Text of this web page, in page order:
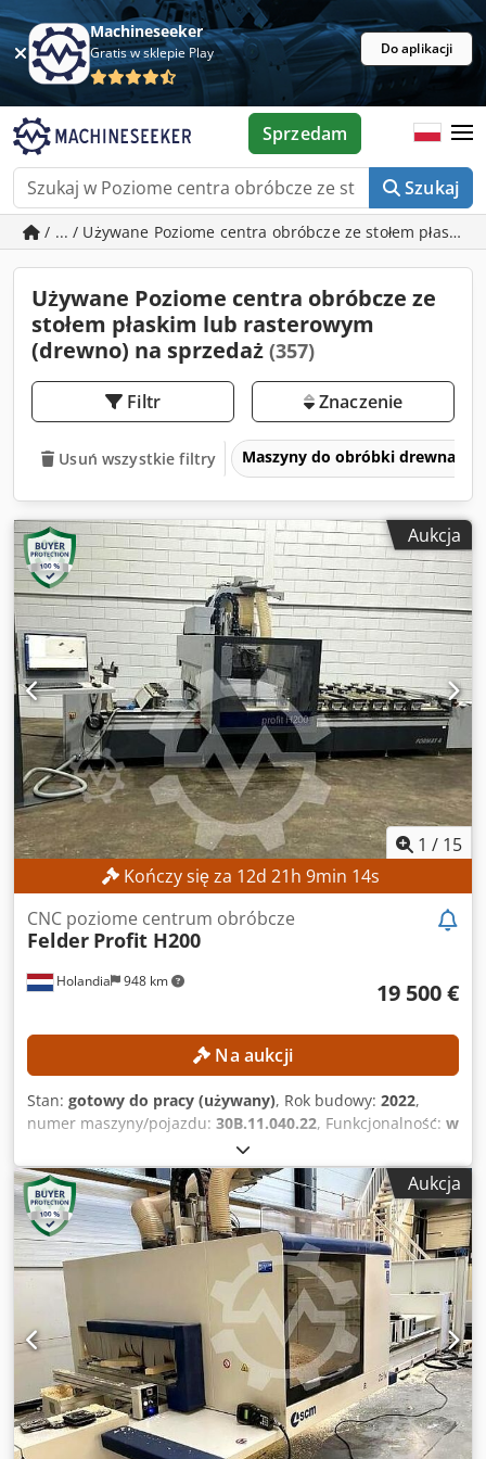
Machineseeker
Gratis w sklepie Play Do aplikacji
Szukaj
Sprzedam
/ ... / Używane Poziome centra obróbcze ze stołem
Używane Poziome centra obróbcze ze
stołem płaskim lub rasterowym
(drewno) na sprzedaż (357)
Filtr Znaczenie
Usuń wszystkie filtry Maszyny do obróbki drewna
Aukcja
1 / 15
Kończy się za 12d 21h 9min 12s
Holandia 948 km
CNC poziome centrum obróbcze
Felder Profit H200
19 500 €
Na aukcji
Stan: gotowy do pracy (używany), Rok budowy: 2022,
numer maszyny/pojazdu: 30B.11.040.22, Funkcjonalność: w
, SZCZEGÓŁY TECHNICZNE Obszar roboczy,
oś X: 3300 mm Obszar roboczy, oś Y: 1280 mm Obszar
roboczy, oś Z: 250 mm Skok, oś X: 4000 mm Skok, oś Y: 1670
mm Skok, oś Z: 500 mm Wrzeciono frezujące Liczba
wrzecion frezujących: 1 szt. Maksymalna prędkość
obrotowa wrzeciona: 24 000 obr./min Moc silnika
głównego: 11 kW System mocowania narzędzi: HSK-F63
Konstrukcja stołu: Stół belkowy Długość stołu: 3300 mm
Szerokość stołu: 1280 mm Mocowanie materiału:
Pneumatyczne Jednostka wiercąca Dostępne narzędzia do
wiercenia Poziome wrzeciona do wiercenia: 4 szt. Pionowe
wrzeciona do wiercenia: 12 szt. Liczba pozycji wymiennika
narzędzi: 12 szt. SZCZEGÓŁY MASZYNY Sterowane osie: 4
szt. Oprogramowanie: WoodFlash Napięcie: 400 V Pobór
Aukcja